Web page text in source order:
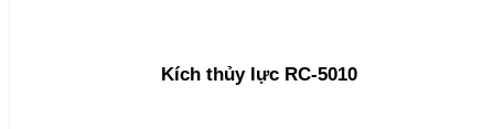
Kích thủy lực RC-5010